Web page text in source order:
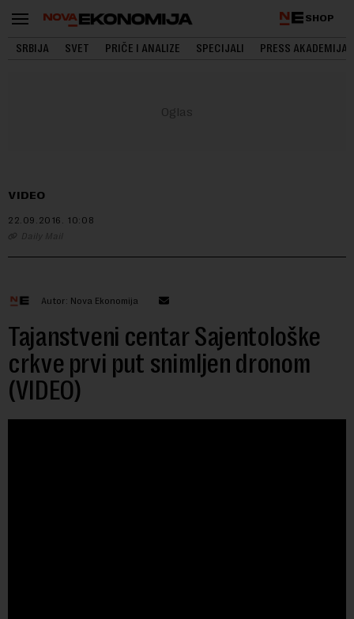
SHOP
SRBIJA SVET PRIČE I ANALIZE SPECIJALI PRESS AKADEMIJA
VIDEO
22.09.2016. 10:08
Daily Mail
Autor: Nova Ekonomija
Tajanstveni centar Sajentološke
crkve prvi put snimljen dronom
(VIDEO)